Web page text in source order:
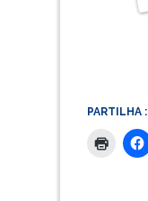
PARTILHA :